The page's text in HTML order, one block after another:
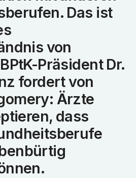
Das ist
von
Präsident Dr.
fordert von
Ärzte
dass